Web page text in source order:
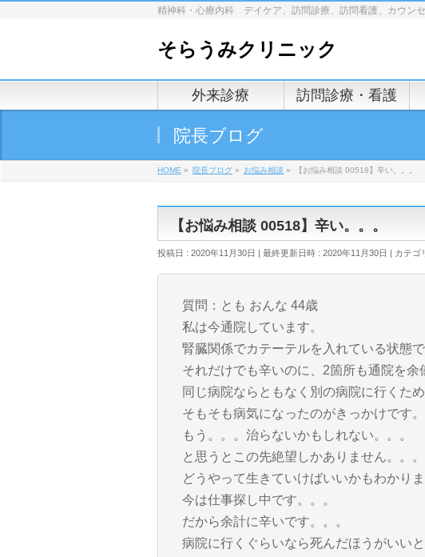
精神科・心療内科 デイケア、訪問診療、訪問看護、カウン
そらうみクリニック
外来診療 訪問診療・看護
院長ブログ
HOME » 院長ブログ » お悩み相談 » 【お悩み相談 00518】辛い。。。
【お悩み相談 00518】辛い。。。
投稿日 : 2020年11月30日 最終更新日時 : 2020年11月30日 カテゴ
質問：とも おんな 44歳
私は今通院しています。
腎臓関係でカテーテルを入れている状態で
それだけでも辛いのに、2箇所も通院を余
同じ病院ならともなく別の病院に行くため
そもそも病気になったのがきっかけです。
もう。。。治らないかもしれない。。。
と思うとこの先絶望しかありません。。。
どうやって生きていけばいいかもわかりま
今は仕事探し中です。。。
だから余計に辛いです。。。
病院に行くぐらいなら死んだほうがいい